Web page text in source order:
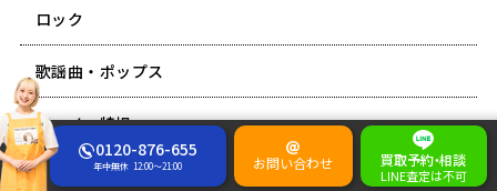
ロック
歌謡曲・ポップス
アニメ・特撮
雑談
0120-876-655
12:00～21:00
年中無休 お問い合わせ 買取予約・相談
LINE査定は不可